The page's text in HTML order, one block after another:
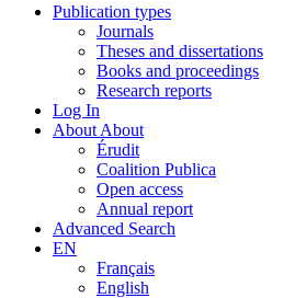
Publication types
Journals
Theses and dissertations
Books and proceedings
Research reports
Log In
About About
Érudit
Coalition Publica
Open access
Annual report
Advanced Search
EN
Français
English